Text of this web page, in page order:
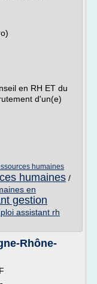
en RH ET du
d'un(e)
humaines
humaines /
en
gestion
assistant rh
Rhône-